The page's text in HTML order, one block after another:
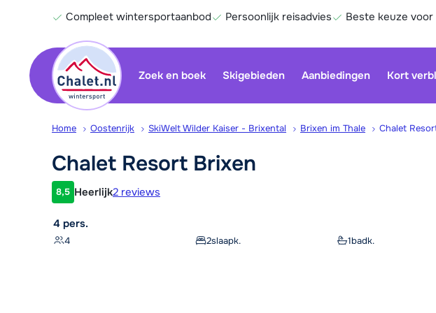
Compleet wintersportaanbod Persoonlijk reisadvies Beste keuze
Zoek en boek Skigebieden Aanbiedingen Kort
Home Oostenrijk SkiWelt Wilder Kaiser - Brixental Brixen im Thale Chalet
Chalet Resort Brixen
Klantwaardering
8,5 Heerlijk2 reviews
4 pers.
4 2slaapk. 1badk.